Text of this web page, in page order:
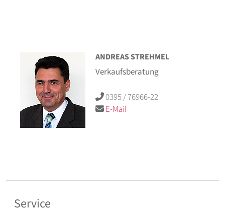
ANDREAS STREHMEL
Verkaufsberatung
0395 / 76966-22
E-Mail
Service